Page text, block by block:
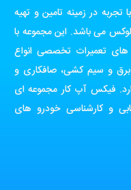
در زمینه تامین و تهیه
می باشد. این مجموعه با
تعمیرات تخصصی انواع
برق و سیم کشی، صافکاری و
فیکس آپ کار مجموعه ای
و کارشناسی خودرو های